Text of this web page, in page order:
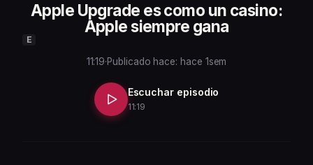
Apple Upgrade es como un casino:
Apple siempre gana
E
11:19·Publicado hace: hace 1sem
Escuchar episodio
11:19